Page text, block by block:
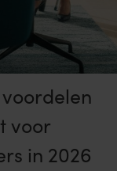
voor
in 2026